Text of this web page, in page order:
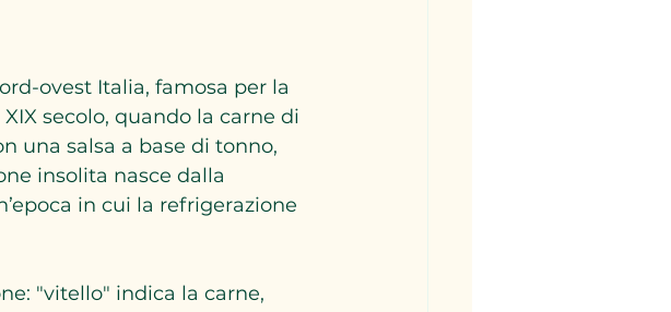
ovest Italia, famosa per la
secolo, quando la carne di
una salsa a base di tonno,
insolita nasce dalla
in cui la refrigerazione
"vitello" indica la carne,